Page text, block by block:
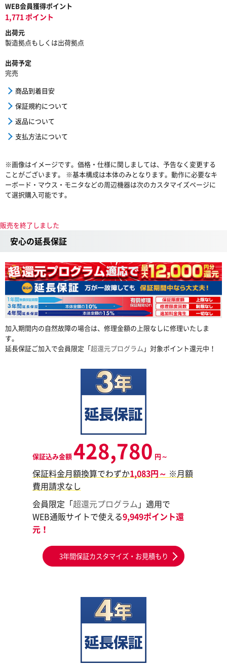
WEB会員獲得ポイント
1,771 ポイント
出荷元
製造拠点もしくは出荷拠点
出荷予定
完売
商品到着目安
保証規約について
返品について
支払方法について
※画像はイメージです。価格・仕様に関しましては、予告なく変更する
ことがございます。 ※基本構成は本体のみとなります。動作に必要なキ
ーボード・マウス・モニタなどの周辺機器は次のカスタマイズページに
て選択購入可能です。
販売を終了しました
安心の延長保証
加入期間内の自然故障の場合は、修理金額の上限なしに修理いたしま
す。
延長保証ご加入で会員限定「超還元プログラム 」対象ポイント還元中！
保証込み金額428,780 円～
保証料金月額換算でわずか1,083円～ ※月額
費用請求なし
会員限定「超還元プログラム 」適用で
WEB通販サイトで使える9,949ポイント還
元！
3年間保証カスタマイズ・お見積もり